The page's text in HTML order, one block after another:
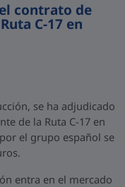
contrato de
C-17 en
se ha adjudicado
de la Ruta C-17 en
el grupo español se
entra en el mercado